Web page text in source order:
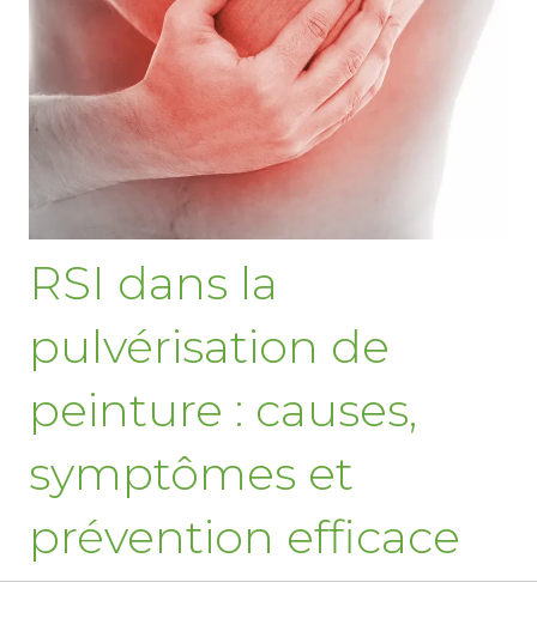
RSI dans la
pulvérisation de
peinture : causes,
symptômes et
prévention efficace